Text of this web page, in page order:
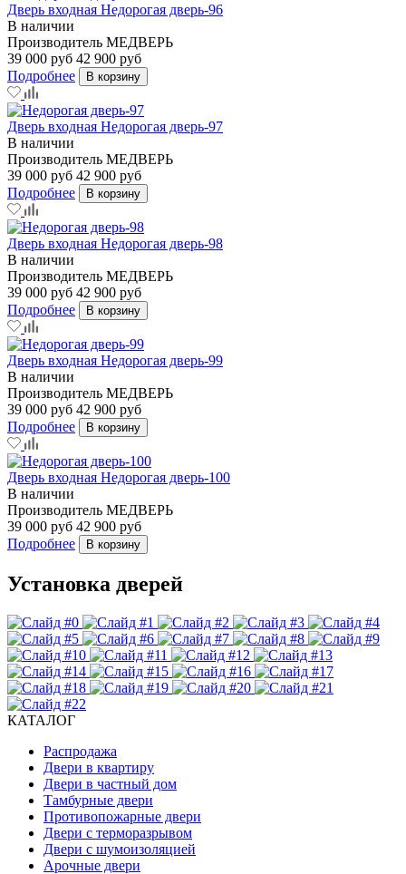
Дверь входная Недорогая дверь-96
В наличии
Производитель МЕДВЕРЬ
39 000 руб 42 900 руб
Подробнее
В корзину
Дверь входная Недорогая дверь-97
В наличии
Производитель МЕДВЕРЬ
39 000 руб 42 900 руб
Подробнее
В корзину
Дверь входная Недорогая дверь-98
В наличии
Производитель МЕДВЕРЬ
39 000 руб 42 900 руб
Подробнее
В корзину
Дверь входная Недорогая дверь-99
В наличии
Производитель МЕДВЕРЬ
39 000 руб 42 900 руб
Подробнее
В корзину
Дверь входная Недорогая дверь-100
В наличии
Производитель МЕДВЕРЬ
39 000 руб 42 900 руб
Подробнее
В корзину
Установка дверей
КАТАЛОГ
Распродажа
Двери в квартиру
Двери в частный дом
Тамбурные двери
Противопожарные двери
Двери с терморазрывом
Двери с шумоизоляцией
Арочные двери